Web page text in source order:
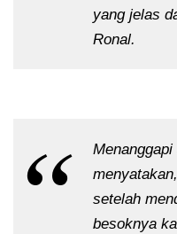
yang jelas
Ronal.
setelah
besoknya